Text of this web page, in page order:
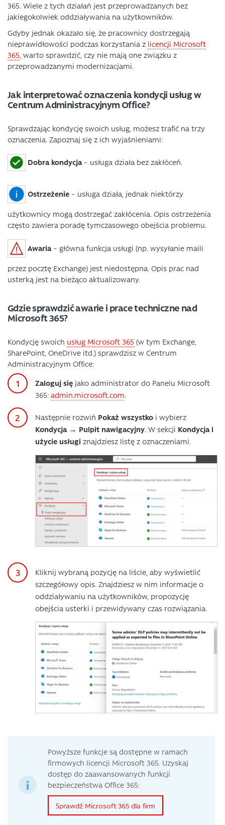
365. Wiele z tych działań jest przeprowadzanych bez
jakiegokolwiek oddziaływania na użytkowników.
Gdyby jednak okazało się, że pracownicy dostrzegają
nieprawidłowości podczas korzystania z licencji Microsoft
365, warto sprawdzić, czy nie mają one związku z
przeprowadzanymi modernizacjami.
Jak interpretować oznaczenia kondycji usług w
Centrum Administracyjnym Office?
Sprawdzając kondycję swoich usług, możesz trafić na trzy
oznaczenia. Zapoznaj się z ich wyjaśnieniami:
Dobra kondycja– usługa działa bez zakłóceń.
Ostrzeżenie – usługa działa, jednak niektórzy
użytkownicy mogą dostrzegać zakłócenia. Opis ostrzeżenia
często zawiera poradę tymczasowego obejścia problemu.
Awaria– główna funkcja usługi (np. wysyłanie maili
przez pocztę Exchange) jest niedostępna. Opis prac nad
usterką jest na bieżąco aktualizowany.
Gdzie sprawdzić awarie i prace techniczne nad
Microsoft 365?
Kondycję swoich usług Microsoft 365 (w tym Exchange,
SharePoint, OneDrive itd.) sprawdzisz w Centrum
Administracyjnym Office:
Zaloguj się jako administrator do Panelu Microsoft
365: admin.microsoft.com.
Następnie rozwiń Pokaż wszystko i wybierz
Kondycja→ Pulpit nawigacyjny. W sekcji Kondycja i
użycie usługi znajdziesz listę z oznaczeniami.
Kliknij wybraną pozycję na liście, aby wyświetlić
szczegółowy opis. Znajdziesz w nim informacje o
oddziaływaniu na użytkowników, propozycję
obejścia usterki i przewidywany czas rozwiązania.
Powyższe funkcje są dostępne w ramach
firmowych licencji Microsoft 365. Uzyskaj
dostęp do zaawansowanych funkcji
bezpieczeństwa Office 365:
Sprawdź Microsoft 365 dla firm